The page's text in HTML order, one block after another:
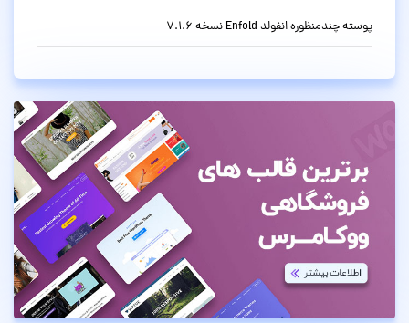
پوسته چندمنظوره انفولد Enfold نسخه 7.1.6